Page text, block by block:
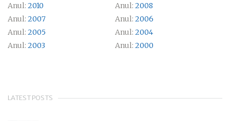
Anul: 2010 Anul: 2008
Anul: 2007 Anul: 2006
Anul: 2005 Anul: 2004
Anul: 2003 Anul: 2000
LATEST POSTS